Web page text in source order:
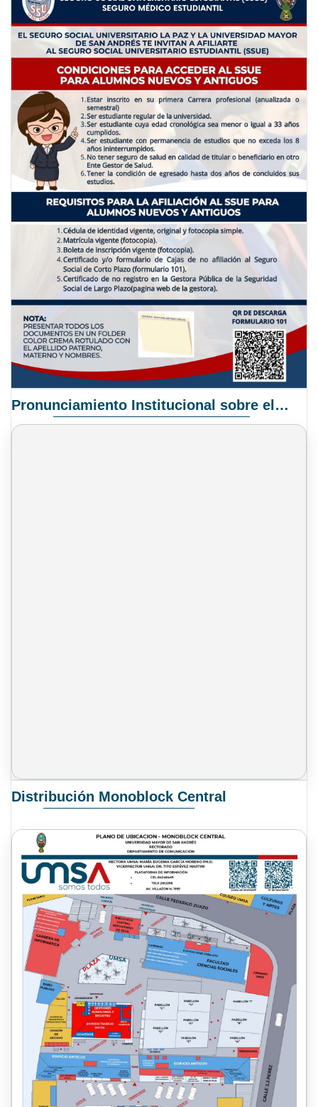
Pronunciamiento Institucional sobre el Proyecto de Ley N° 068/2025-2026 C.S.
Distribución Monoblock Central